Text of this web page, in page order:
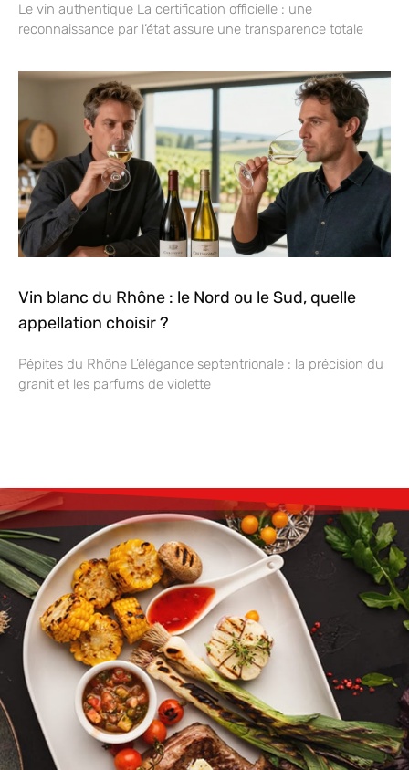
Le vin authentique La certification officielle : une
reconnaissance par l’état assure une transparence totale
Vin blanc du Rhône : le Nord ou le Sud, quelle
appellation choisir ?
Pépites du Rhône L’élégance septentrionale : la précision du
granit et les parfums de violette